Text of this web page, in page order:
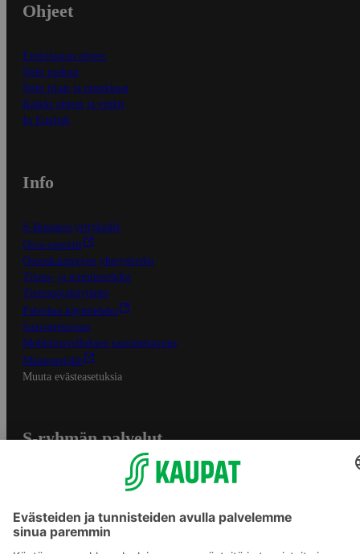
Ohjeet
Ensitilaajan ohjeet
Näin maksat
Näin tilaat ja muokkaat
Kaikki ohjeet ja vinkit
In English
Info
S-Business yrityksille
Oiva-raportit
Osuuskauppojen yhteystiedot
Tilaus- ja toimitusehdot
Tietosuojakäytäntö
Palvelun käyttöehdot
Saavutettavuus
Mobiilisovelluksen saavutettavuus
Mainostajalle
Muuta evästeasetuksia
S-ryhmän palvelut
Yhteishyvä Ruoka -sovellus
S-ostoslista -sovellus